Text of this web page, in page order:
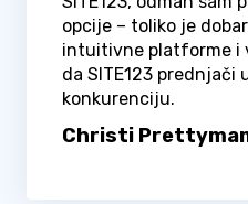
opcije – toliko je
intuitivne platforme i
da SITE123 prednjači
konkurenciju.
Christi